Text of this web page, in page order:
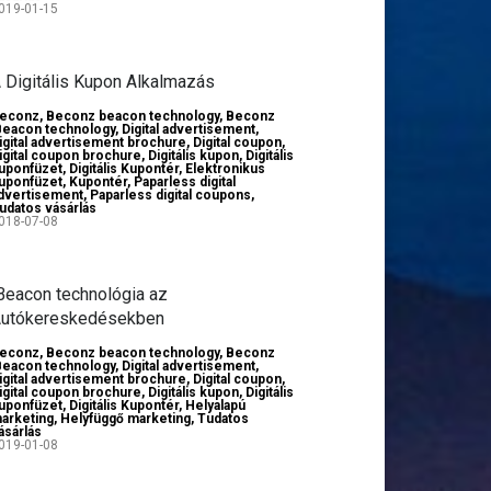
01-15
Digitális Kupon Alkalmazás
, Beconz beacon technology, Beconz
technology, Digital advertisement,
advertisement brochure, Digital coupon,
coupon brochure, Digitális kupon, Digitális
, Digitális Kupontér, Elektronikus
, Kupontér, Paparless digital
, Paparless digital coupons,
vásárlás
07-08
technológia az
, Beconz beacon technology, Beconz
technology, Digital advertisement,
advertisement brochure, Digital coupon,
coupon brochure, Digitális kupon, Digitális
, Digitális Kupontér, Helyalapú
, Helyfüggő marketing, Tudatos
01-08